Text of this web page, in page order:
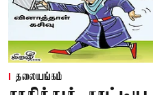
தலையங்கம்